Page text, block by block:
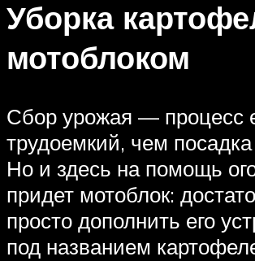
Уборка
мотоблоком
Сбор урожая — процесс
трудоемкий, чем
Но и здесь на помощь
придет мотоблок:
просто дополнить его
под названием